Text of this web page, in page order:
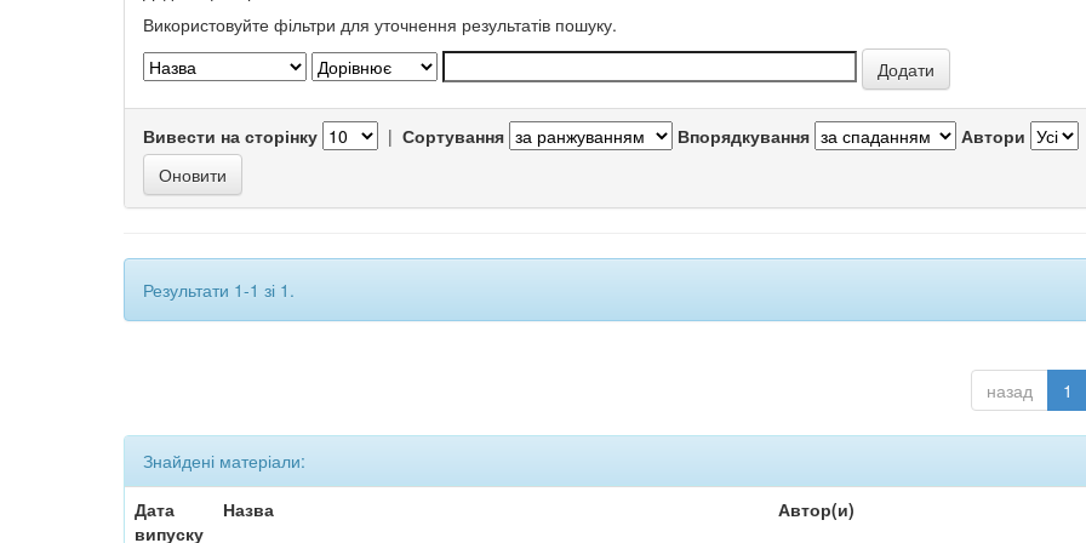
Використовуйте фільтри для уточнення результатів пошуку.
Вивести на сторінку | Сортування Впорядкування Автори
Результати 1-1 зі 1.
назад 1
Знайдені матеріали:
Дата
випуску
Назва Автор(и)